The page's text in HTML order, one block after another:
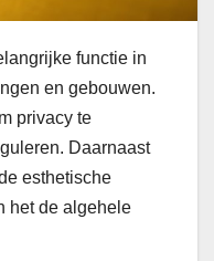
functie in
en gebouwen.
privacy te
Daarnaast
esthetische
het de algehele